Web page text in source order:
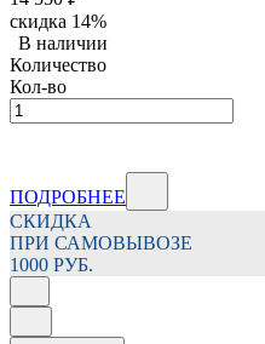
скидка 14%
В наличии
Количество
Кол-во
ПОДРОБНЕЕ
СКИДКА
ПРИ САМОВЫВОЗЕ
1000 РУБ.